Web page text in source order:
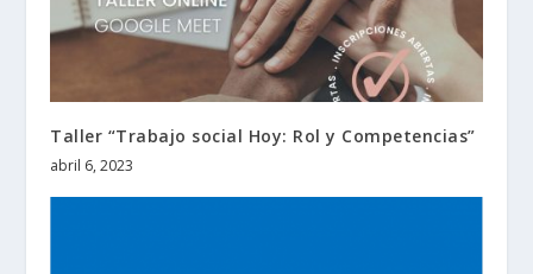
Taller “Trabajo social Hoy: Rol y Competencias”
abril 6, 2023